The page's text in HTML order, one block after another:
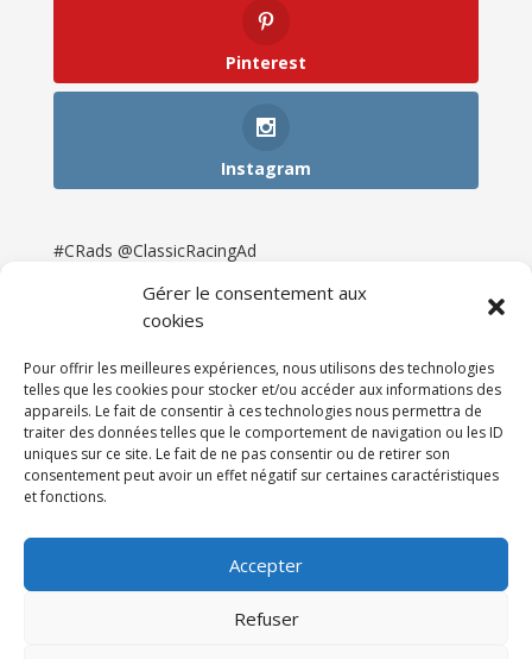
Gérer le consentement aux
cookies
Pour offrir les meilleures expériences, nous utilisons des technologies
telles que les cookies pour stocker et/ou accéder aux informations des
appareils. Le fait de consentir à ces technologies nous permettra de
traiter des données telles que le comportement de navigation ou les ID
uniques sur ce site. Le fait de ne pas consentir ou de retirer son
consentement peut avoir un effet négatif sur certaines caractéristiques
et fonctions.
Accepter
Refuser
Pinterest
Instagram
#CRads @ClassicRacingAd
Newsletter & Presse
Partenaires
Tarifs
Espace Client